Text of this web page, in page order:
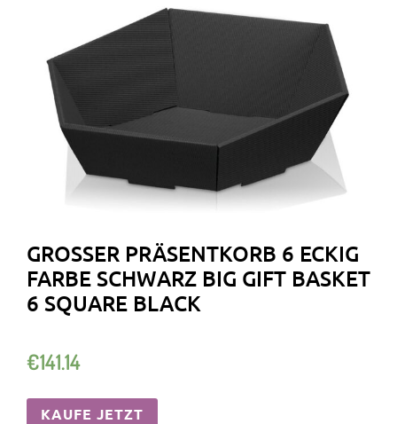
GROSSER PRÄSENTKORB 6 ECKIG F
ARBE SCHWARZ BIG GIFT BASKET 6
SQUARE BLACK
€141.14
KAUFE JETZT